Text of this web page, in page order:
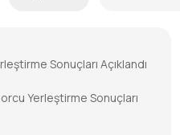
Sonuçları Açıklandı
Yerleştirme Sonuçları